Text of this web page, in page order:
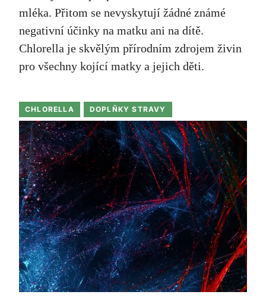
mléka. Přitom se nevyskytují žádné známé
negativní účinky na matku ani na dítě.
Chlorella je skvělým přírodním zdrojem živin
pro všechny kojící matky a jejich děti.
CHLORELLA DOPLŇKY STRAVY